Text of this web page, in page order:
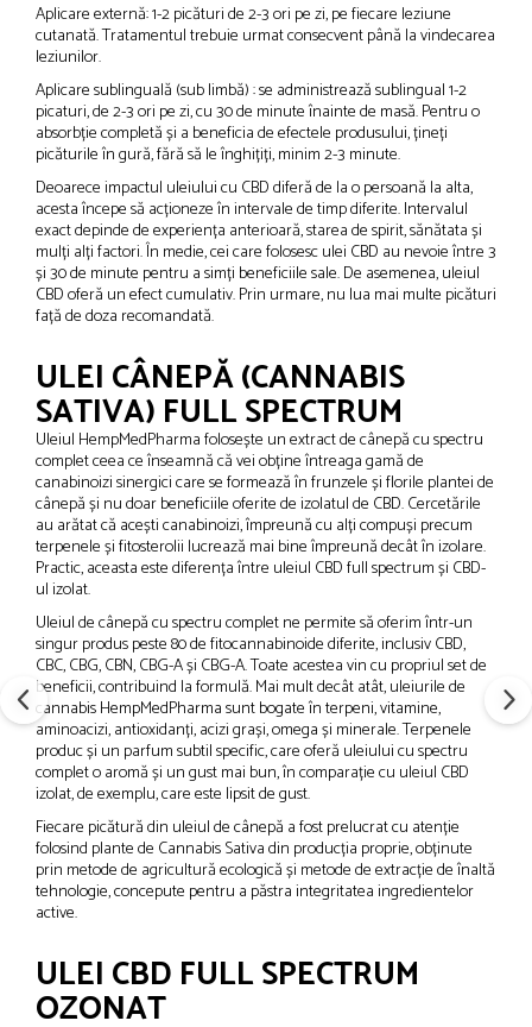
Aplicare externă: 1-2 picături de 2-3 ori pe zi, pe fiecare leziune
cutanată. Tratamentul trebuie urmat consecvent până la vindecarea
leziunilor.
Aplicare sublinguală (sub limbă) : se administrează sublingual 1-2
picaturi, de 2-3 ori pe zi, cu 30 de minute înainte de masă. Pentru o
absorbție completă și a beneficia de efectele produsului, țineți
picăturile în gură, fără să le înghițiți, minim 2-3 minute.
Deoarece impactul uleiului cu CBD diferă de la o persoană la alta,
acesta începe să acționeze în intervale de timp diferite. Intervalul
exact depinde de experiența anterioară, starea de spirit, sănătata și
mulți alți factori. În medie, cei care folosesc ulei CBD au nevoie între 3
și 30 de minute pentru a simți beneficiile sale. De asemenea, uleiul
CBD oferă un efect cumulativ. Prin urmare, nu lua mai multe picături
față de doza recomandată.
ULEI CÂNEPĂ (CANNABIS
SATIVA) FULL SPECTRUM
Uleiul HempMedPharma folosește un extract de cânepă cu spectru
complet ceea ce înseamnă că vei obține întreaga gamă de
canabinoizi sinergici care se formează în frunzele și florile plantei de
cânepă și nu doar beneficiile oferite de izolatul de CBD. Cercetările
au arătat că acești canabinoizi, împreună cu alți compuși precum
terpenele și fitosterolii lucrează mai bine împreună decât în ​​izolare.
Practic, aceasta este diferența între uleiul CBD full spectrum și CBD-
ul izolat.
Uleiul de cânepă cu spectru complet ne permite să oferim într-un
singur produs peste 80 de fitocannabinoide diferite, inclusiv CBD,
CBC, CBG, CBN, CBG-A și CBG-A. Toate acestea vin cu propriul set de
beneficii, contribuind la formulă. Mai mult decât atât, uleiurile de
cannabis HempMedPharma sunt bogate în terpeni, vitamine,
aminoacizi, antioxidanți, acizi grași, omega și minerale. Terpenele
produc și un parfum subtil specific, care oferă uleiului cu spectru
complet o aromă și un gust mai bun, în comparație cu uleiul CBD
izolat, de exemplu, care este lipsit de gust.
Fiecare picătură din uleiul de cânepă a fost prelucrat cu atenție
folosind plante de Cannabis Sativa din producția proprie, obținute
prin metode de agricultură ecologică și metode de extracție de înaltă
tehnologie, concepute pentru a păstra integritatea ingredientelor
active.
ULEI CBD FULL SPECTRUM
OZONAT